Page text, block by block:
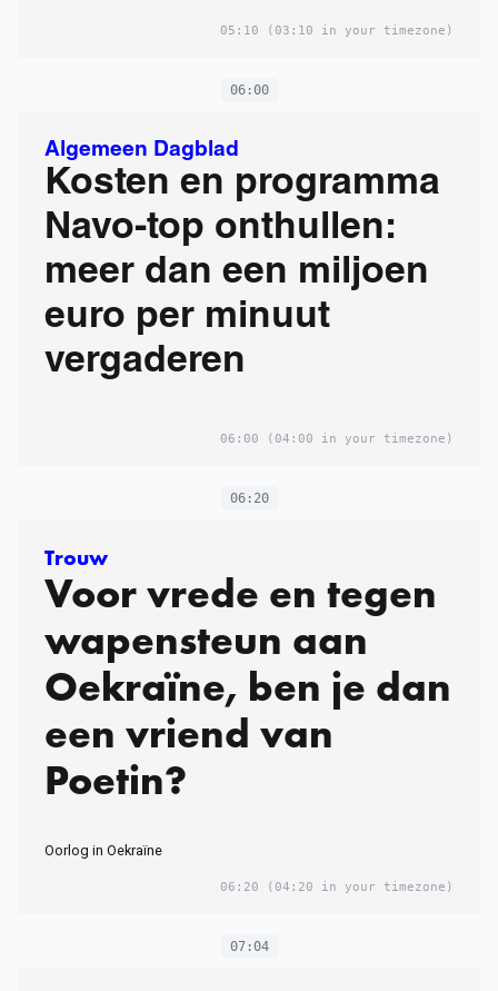
05:10 (03:10 in your timezone)
06:00
Algemeen Dagblad
Kosten en programma
Navo-top onthullen:
meer dan een miljoen
euro per minuut
vergaderen
06:00 (04:00 in your timezone)
06:20
Trouw
Voor vrede en tegen
wapensteun aan
Oekraïne, ben je dan
een vriend van
Poetin?
Oorlog in Oekraïne
06:20 (04:20 in your timezone)
07:04